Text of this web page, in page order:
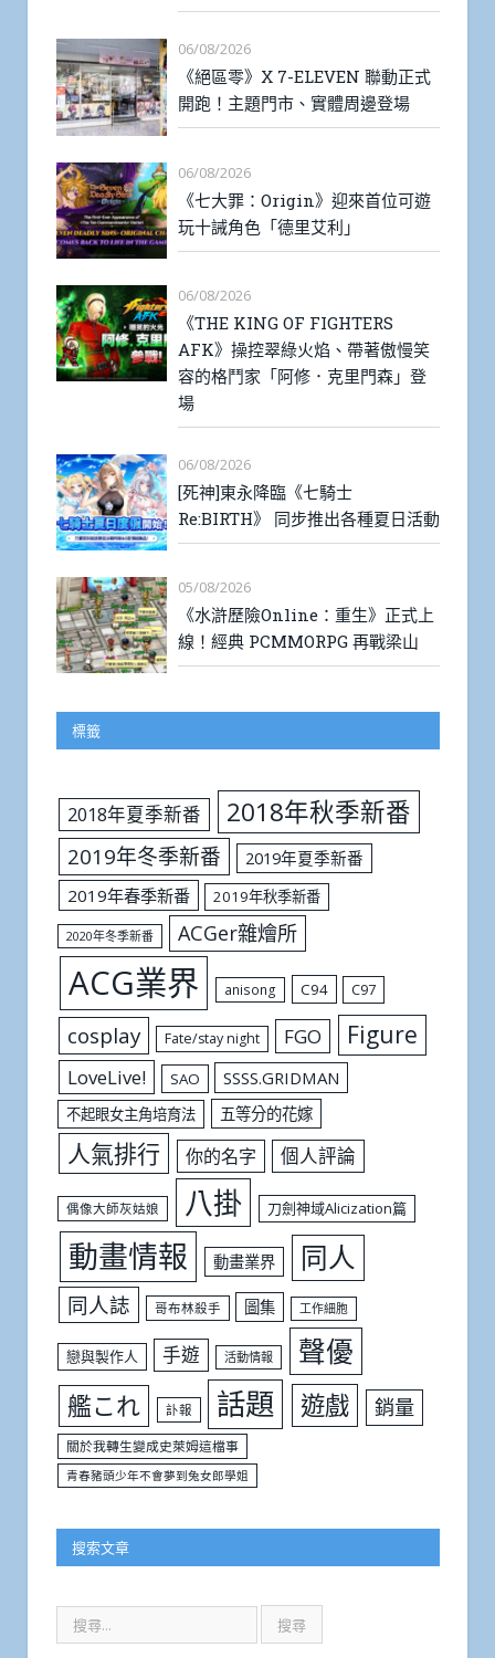
06/08/2026
《絕區零》X 7-ELEVEN 聯動正式
開跑！主題門市、實體周邊登場
06/08/2026
《七大罪：Origin》迎來首位可遊
玩十誡角色「德里艾利」
06/08/2026
《THE KING OF FIGHTERS
AFK》操控翠綠火焰、帶著傲慢笑
容的格鬥家「阿修．克里門森」登
場
06/08/2026
[死神]東永降臨《七騎士
Re:BIRTH》 同步推出各種夏日活動
05/08/2026
《水滸歷險Online：重生》正式上
線！經典 PCMMORPG 再戰梁山
標籤
2018年夏季新番 2018年秋季新番
2019年冬季新番
2019年夏季新番
2019年春季新番
2019年秋季新番
2020年冬季新番 ACGer雜燴所
ACG業界 anisong C94 C97
cosplay Fate/stay night FGO Figure
LoveLive! SAO SSSS.GRIDMAN
不起眼女主角培育法 五等分的花嫁
人氣排行 你的名字 個人評論
偶像大師灰姑娘 八掛 刀劍神域Alicization篇
動畫情報 動畫業界 同人
同人誌 哥布林殺手 圖集 工作細胞
戀與製作人 手遊 活動情報 聲優
艦これ 訃報 話題 遊戲 銷量
關於我轉生變成史萊姆這檔事
青春豬頭少年不會夢到兔女郎學姐
搜索文章